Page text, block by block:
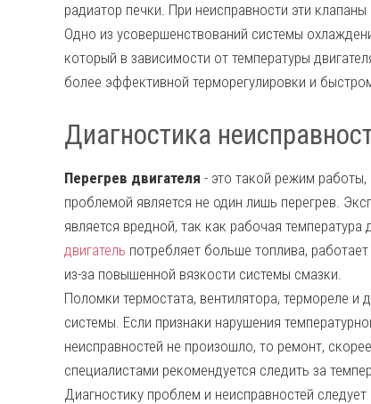
радиатор печки. При неисправности эти
Одно из усовершенствований системы
который в зависимости от температуры
более эффективной терморегулировки и
Диагностика
Перегрев двигателя - это такой режим
проблемой является не один лишь перегрев.
является вредной, так как рабочая
двигатель потребляет больше топлива,
из-за повышенной вязкости системы смазки.
Поломки термостата, вентилятора, термореле
системы. Если признаки нарушения
неисправностей не произошло, то ремонт,
специалистами рекомендуется следить за
Диагностику проблем и неисправностей